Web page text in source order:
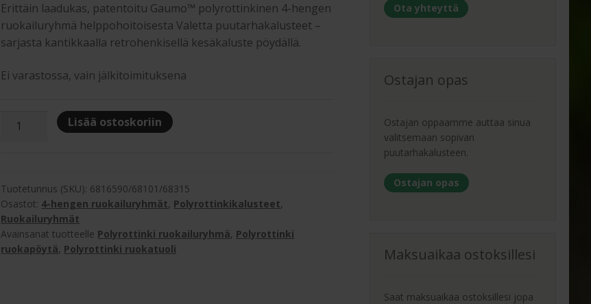
Erittäin laadukas, patentoitu Gaumo™ polyrottinkinen 4-hengen
ruokailuryhmä helppohoitoisesta Valetta puutarhakalusteet –
sarjasta kantikkaalla retrohenkisellä kesäkaluste pöydällä.
Ei varastossa, vain jälkitoimituksena
Hillerstorp
hlön
ruokailuryhmä
terassille
määrä
Lisää ostoskoriin
Tuotetunnus (SKU): 6816590/68101/68315
Osastot: 4-hengen ruokailuryhmät, Polyrottinkikalusteet,
Ruokailuryhmät
Avainsanat tuotteelle Polyrottinki ruokailuryhmä, Polyrottinki
ruokapöytä, Polyrottinki ruokatuoli
Ota yhteyttä
Ostajan opas
Ostajan oppaamme auttaa sinua
valitsemaan sopivan
puutarhakalusteen.
Ostajan opas
Maksuaikaa ostoksillesi
Saat maksuaikaa ostoksillesi jopa